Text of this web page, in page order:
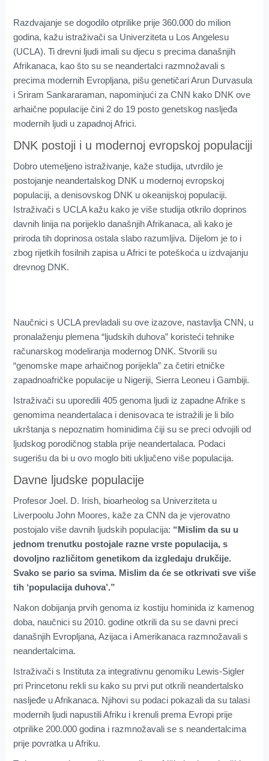
Razdvajanje se dogodilo otprilike prije 360.000 do milion
godina, kažu istraživači sa Univerziteta u Los Angelesu
(UCLA). Ti drevni ljudi imali su djecu s precima današnjih
Afrikanaca, kao što su se neandertalci razmnožavali s
precima modernih Evropljana, pišu genetičari Arun Durvasula
i Sriram Sankararaman, napominjući za CNN kako DNK ove
arhaične populacije čini 2 do 19 posto genetskog nasljeđa
modernih ljudi u zapadnoj Africi.
DNK postoji i u modernoj evropskoj populaciji
Dobro utemeljeno istraživanje, kaže studija, utvrdilo je
postojanje neandertalskog DNK u modernoj evropskoj
populaciji, a denisovskog DNK u okeanijskoj populaciji.
Istraživači s UCLA kažu kako je više studija otkrilo doprinos
davnih linija na porijeklo današnjih Afrikanaca, ali kako je
priroda tih doprinosa ostala slabo razumljiva. Dijelom je to i
zbog rijetkih fosilnih zapisa u Africi te poteškoća u izdvajanju
drevnog DNK.
Naučnici s UCLA prevladali su ove izazove, nastavlja CNN, u
pronalaženju plemena “ljudskih duhova” koristeći tehnike
računarskog modeliranja modernog DNK. Stvorili su
“genomske mape arhaičnog porijekla” za četiri etničke
zapadnoafričke populacije u Nigeriji, Sierra Leoneu i Gambiji.
Istraživači su uporedili 405 genoma ljudi iz zapadne Afrike s
genomima neandertalaca i denisovaca te istražili je li bilo
ukrštanja s nepoznatim hominidima čiji su se preci odvojili od
ljudskog porodičnog stabla prije neandertalaca. Podaci
sugerišu da bi u ovo moglo biti uključeno više populacija.
Davne ljudske populacije
Profesor Joel. D. Irish, bioarheolog sa Univerziteta u
Liverpoolu John Moores, kaže za CNN da je vjerovatno
postojalo više davnih ljudskih populacija: “Mislim da su u
jednom trenutku postojale razne vrste populacija, s
dovoljno različitom genetikom da izgledaju drukčije.
Svako se pario sa svima. Mislim da će se otkrivati sve više
tih ‘populacija duhova’.”
Nakon dobijanja prvih genoma iz kostiju hominida iz kamenog
doba, naučnici su 2010. godine otkrili da su se davni preci
današnjih Evropljana, Azijaca i Amerikanaca razmnožavali s
neandertalcima.
Istraživači s Instituta za integrativnu genomiku Lewis-Sigler
pri Princetonu rekli su kako su prvi put otkrili neandertalsko
nasljeđe u Afrikanaca. Njihovi su podaci pokazali da su talasi
modernih ljudi napustili Afriku i krenuli prema Evropi prije
otprilike 200.000 godina i razmnožavali se s neandertalcima
prije povratka u Afriku.